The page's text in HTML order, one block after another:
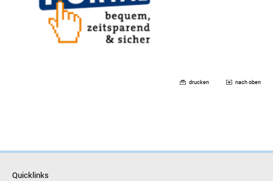
drucken nach oben
Quicklinks